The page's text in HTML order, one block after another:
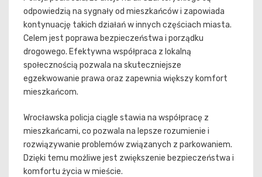
odpowiedzią na sygnały od mieszkańców i zapowiada
kontynuację takich działań w innych częściach miasta.
Celem jest poprawa bezpieczeństwa i porządku
drogowego. Efektywna współpraca z lokalną
społecznością pozwala na skuteczniejsze
egzekwowanie prawa oraz zapewnia większy komfort
mieszkańcom.
Wrocławska policja ciągle stawia na współpracę z
mieszkańcami, co pozwala na lepsze rozumienie i
rozwiązywanie problemów związanych z parkowaniem.
Dzięki temu możliwe jest zwiększenie bezpieczeństwa i
komfortu życia w mieście.